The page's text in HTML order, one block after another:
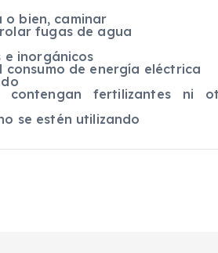
o bien, caminar
fugas de agua
e inorgánicos
de energía eléctrica
fertilizantes ni
se estén utilizando